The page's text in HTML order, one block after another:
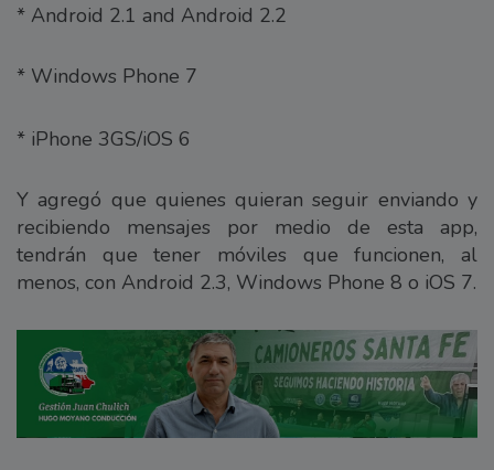
* Android 2.1 and Android 2.2
* Windows Phone 7
* iPhone 3GS/iOS 6
Y agregó que quienes quieran seguir enviando y
recibiendo mensajes por medio de esta app,
tendrán que tener móviles que funcionen, al
menos, con Android 2.3, Windows Phone 8 o iOS 7.